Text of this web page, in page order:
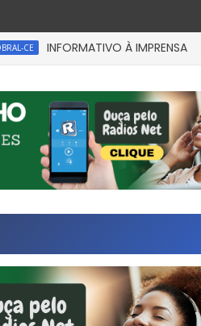
INFORMATIVO À IMPRENSA